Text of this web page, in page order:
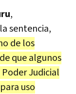
,
sentencia,
de los
que algunos
Judicial
uso